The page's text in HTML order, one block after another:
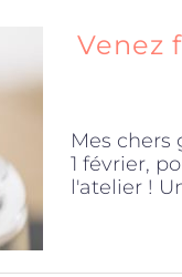
Venez
Mes chers
1 février,
l'atelier !